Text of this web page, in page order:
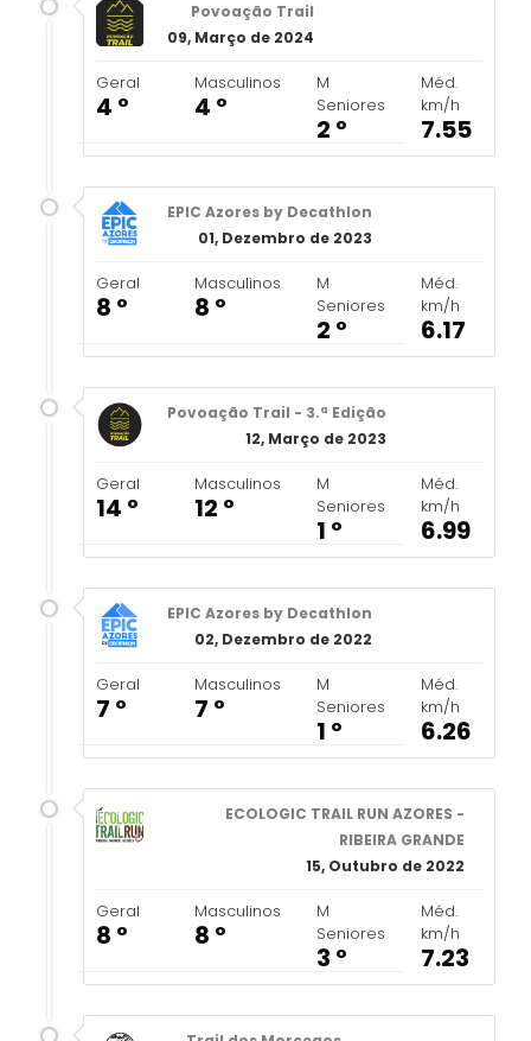
Povoação Trail
09, Março de 2024
Geral
4 º
Masculinos
4 º
M
Seniores
2 º
Méd.
km/h
7.55
EPIC Azores by Decathlon
01, Dezembro de 2023
Geral
8 º
Masculinos
8 º
M
Seniores
2 º
Méd.
km/h
6.17
Povoação Trail - 3.ª Edição
12, Março de 2023
Geral
14 º
Masculinos
12 º
M
Seniores
1 º
Méd.
km/h
6.99
EPIC Azores by Decathlon
02, Dezembro de 2022
Geral
7 º
Masculinos
7 º
M
Seniores
1 º
Méd.
km/h
6.26
ECOLOGIC TRAIL RUN AZORES -
RIBEIRA GRANDE
15, Outubro de 2022
Geral
8 º
Masculinos
8 º
M
Seniores
3 º
Méd.
km/h
7.23